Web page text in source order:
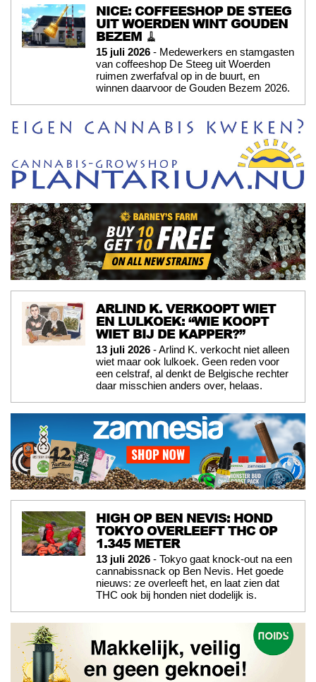
NICE: COFFEESHOP DE STEEG
UIT WOERDEN WINT GOUDEN
BEZEM 🧹
15 juli 2026 - Medewerkers en stamgasten
van coffeeshop De Steeg uit Woerden
ruimen zwerfafval op in de buurt, en
winnen daarvoor de Gouden Bezem 2026.
ARLIND K. VERKOOPT WIET
EN LULKOEK: “WIE KOOPT
WIET BIJ DE KAPPER?”
13 juli 2026 - Arlind K. verkocht niet alleen
wiet maar ook lulkoek. Geen reden voor
een celstraf, al denkt de Belgische rechter
daar misschien anders over, helaas.
HIGH OP BEN NEVIS: HOND
TOKYO OVERLEEFT THC OP
1.345 METER
13 juli 2026 - Tokyo gaat knock-out na een
cannabissnack op Ben Nevis. Het goede
nieuws: ze overleeft het, en laat zien dat
THC ook bij honden niet dodelijk is.